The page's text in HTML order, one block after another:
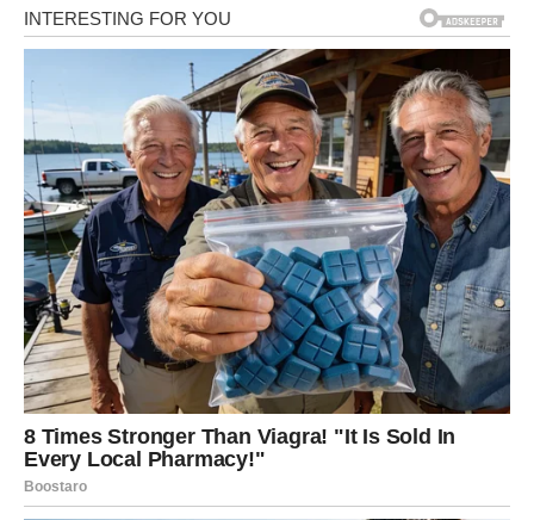
Poruka sudbine za Ovna:
Ne bojte se da presečete – ono
što odlazi oslobađa prostor za ono što dolazi.
BLIZANCI – PORUKE, POZIVI I
SUDBINSKE INFORMACIJE
Blizanci ulaze u dane u kojima je komunikacija ključ
svega, jer vam stižu vesti, poruke i razgovori koji mogu
promeniti tok događaja brže nego što očekujete. Kod vas
se promene najčešće dešavaju kroz reč, a naredni dani
donose upravo to – reči koje razjašnjavaju, reči koje
otvaraju vrata, reči koje zatvaraju stara poglavlja i reči
koje donose novu šansu.
Mnogi Blizanci dobijaju informaciju koja im pomaže da
donesu važnu odluku – možda vezanu za posao, ugovor,
saradnju, promenu radnog mesta ili projekat koji je dugo